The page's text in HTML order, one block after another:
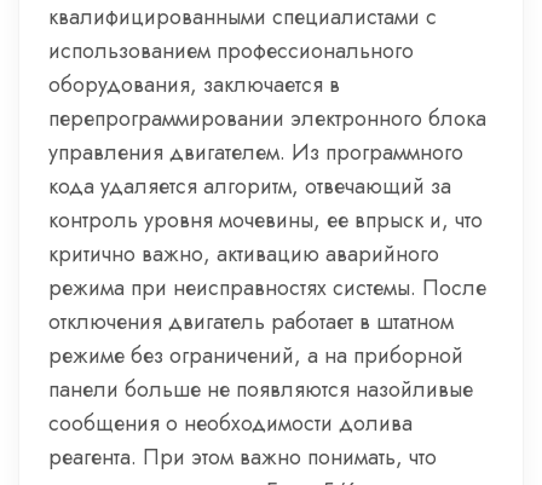
квалифицированными специалистами с
использованием профессионального
оборудования, заключается в
перепрограммировании электронного блока
управления двигателем. Из программного
кода удаляется алгоритм, отвечающий за
контроль уровня мочевины, ее впрыск и, что
критично важно, активацию аварийного
режима при неисправностях системы. После
отключения двигатель работает в штатном
режиме без ограничений, а на приборной
панели больше не появляются назойливые
сообщения о необходимости долива
реагента. При этом важно понимать, что